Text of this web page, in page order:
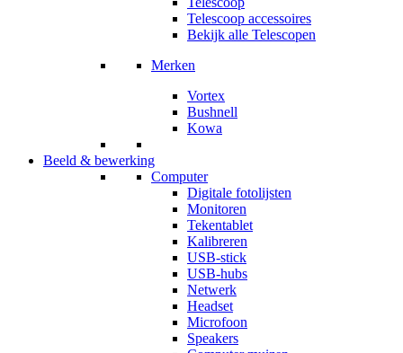
Telescoop accessoires
Bekijk alle Telescopen
Merken
Vortex
Bushnell
Kowa
Beeld & bewerking
Computer
Digitale fotolijsten
Monitoren
Tekentablet
Kalibreren
USB-stick
USB-hubs
Netwerk
Headset
Microfoon
Speakers